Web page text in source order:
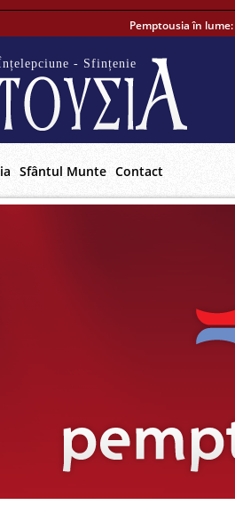
Pemptousia în lume:
- Sfințenie
Sfântul Munte Contact